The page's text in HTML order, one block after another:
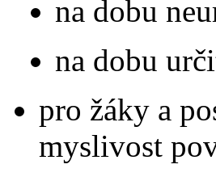
na dobu
na dobu
pro žáky a
myslivost